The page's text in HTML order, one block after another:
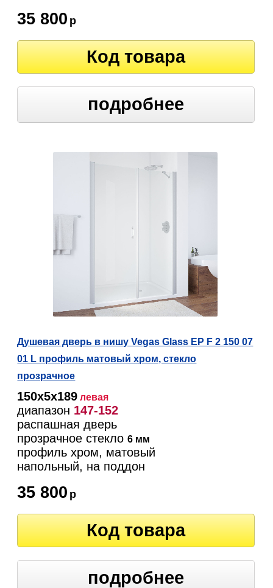
35 800 р
Код товара
подробнее
Душевая дверь в нишу Vegas Glass EP F 2 150 07
01 L профиль матовый хром, стекло
прозрачное
150х5х189 левая
диапазон 147-152
распашная дверь
прозрачное стекло6 мм
профиль хром, матовый
напольный, на поддон
35 800 р
Код товара
подробнее